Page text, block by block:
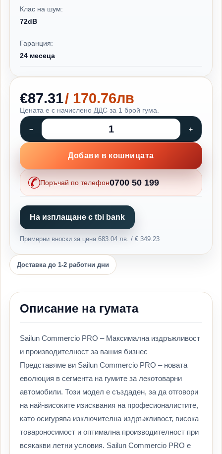
Клас на шум:
72dB
Гаранция:
24 месеца
€87.31/ 170.76лв
Цената е с начислено ДДС за 1 брой гума.
Добави в кошницата
Поръчай по телефон0700 50 199
На изплащане с tbi bank
Примерни вноски за цена 683.04 лв. / € 349.23
Доставка до 1-2 работни дни
Описание на гумата
Sailun Commercio PRO – Максимална издръжливост
и производителност за вашия бизнес
Представяме ви Sailun Commercio PRO – новата
еволюция в сегмента на гумите за лекотоварни
автомобили. Този модел е създаден, за да отговори
на най-високите изисквания на професионалистите,
като осигурява изключителна издръжливост, висока
товароносимост и оптимална производителност при
всякакви летни условия. Sailun Commercio PRO е